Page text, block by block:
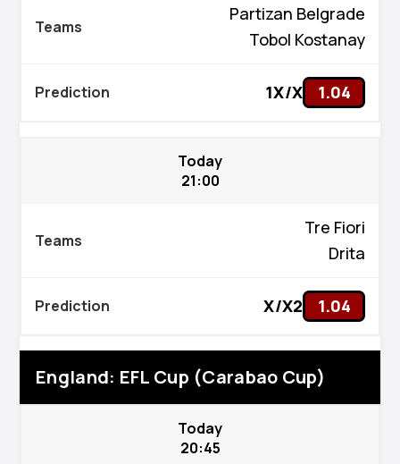
Partizan Belgrade
Tobol Kostanay
1X/X 1.04
Today
21:00
Tre Fiori
Drita
X/X2 1.04
England: EFL Cup (Carabao Cup)
Today
20:45